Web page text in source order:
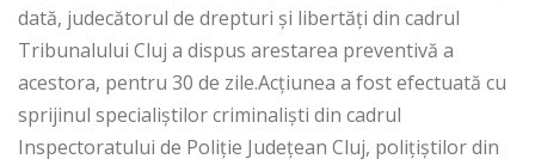
dată, judecătorul de drepturi și libertăți din cadrul
Tribunalului Cluj a dispus arestarea preventivă a
acestora, pentru 30 de zile.Acțiunea a fost efectuată cu
sprijinul specialiștilor criminaliști din cadrul
Inspectoratului de Poliție Județean Cluj, polițiștilor din